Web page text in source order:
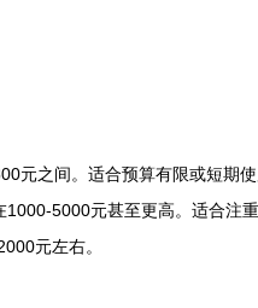
元之间。适合预算有限或短期
5000元甚至更高。适合注
元左右。